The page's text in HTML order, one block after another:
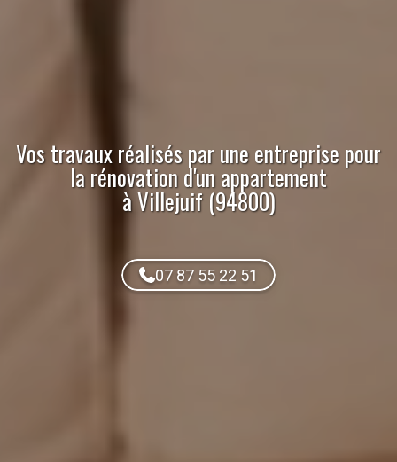
Vos travaux réalisés parune entreprise pour
la rénovation d'un appartement
à Villejuif (94800)
07 87 55 22 51